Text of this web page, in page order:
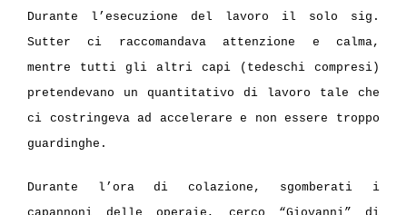
Durante l’esecuzione del lavoro il solo sig.
Sutter ci raccomandava attenzione e calma,
mentre tutti gli altri capi (tedeschi compresi)
pretendevano un quantitativo di lavoro tale che
ci costringeva ad accelerare e non essere troppo
guardinghe.
Durante l’ora di colazione, sgomberati i
capannoni delle operaie, cerco “Giovanni” di